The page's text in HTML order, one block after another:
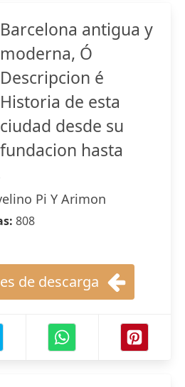
Barcelona antigua y
moderna, Ó
Descripcion é
Historia de esta
ciudad desde su
fundacion hasta
Pi Y Arimon
808
de descarga